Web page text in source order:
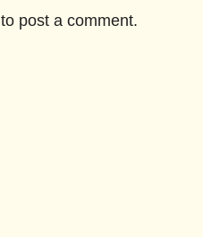
to post a comment.